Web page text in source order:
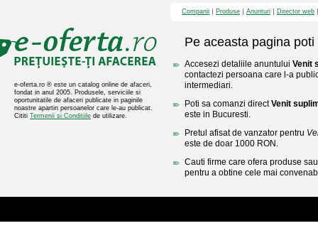
e-oferta.ro ® este un catalog online de afaceri,
fondat in anul 2005. Produsele, serviciile si
oportunitatile de afaceri publicate in paginile
noastre apartin persoanelor care le-au publicat.
Cititi Termenii si Conditiile de utilizare.
Companii Produse Anunturi Director web
Pe aceasta pagina poti
Accesezi detaliile anuntului Venit
contactezi persoana care l-a
intermediari.
Poti sa comanzi directVenit
este in Bucuresti.
Pretul afisat de vanzator pentru
este de doar 1000 RON.
Cauti firme care ofera produse
pentru a obtine cele mai